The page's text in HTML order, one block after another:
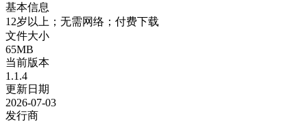
基本信息
12岁以上；无需网络；付费下载
文件大小
65MB
当前版本
1.1.4
更新日期
2026-07-03
发行商